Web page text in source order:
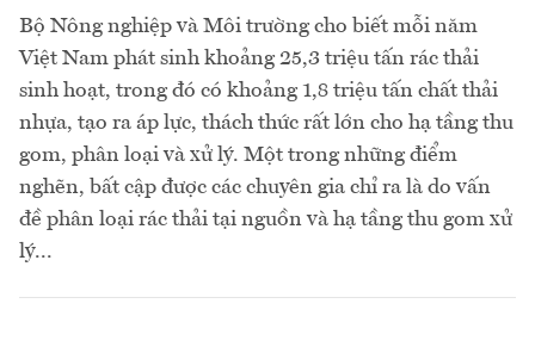
Bộ Nông nghiệp và Môi trường cho biết mỗi năm
Việt Nam phát sinh khoảng 25,3 triệu tấn rác thải
sinh hoạt, trong đó có khoảng 1,8 triệu tấn chất thải
nhựa, tạo ra áp lực, thách thức rất lớn cho hạ tầng thu
gom, phân loại và xử lý. Một trong những điểm
nghẽn, bất cập được các chuyên gia chỉ ra là do vấn
đề phân loại rác thải tại nguồn và hạ tầng thu gom xử
lý...